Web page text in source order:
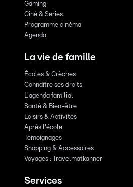
Gaming
Ciné & Series
Programme cinéma
Agenda
La vie de famille
Écoles & Crèches
Connaître ses droits
L'agenda familial
Santé & Bien-être
Loisirs & Activités
Après l'école
Témoignages
Shopping & Accessoires
Voyages : Travelmatkanner
Services